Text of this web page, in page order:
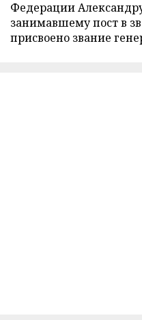
Федерации
занимавшему пост в
присвоено звание